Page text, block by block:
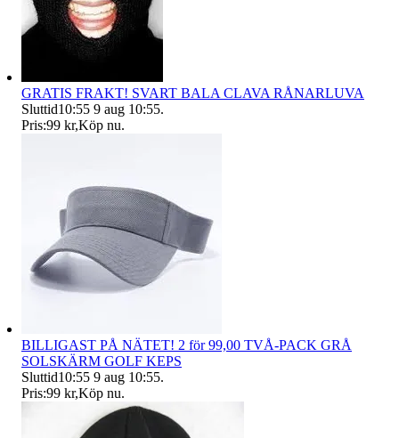
GRATIS FRAKT! SVART BALA CLAVA RÅNARLUVA
Sluttid10:55 9 aug 10:55.
Pris:99 kr,Köp nu.
BILLIGAST PÅ NÄTET! 2 för 99,00 TVÅ-PACK GRÅ
SOLSKÄRM GOLF KEPS
Sluttid10:55 9 aug 10:55.
Pris:99 kr,Köp nu.